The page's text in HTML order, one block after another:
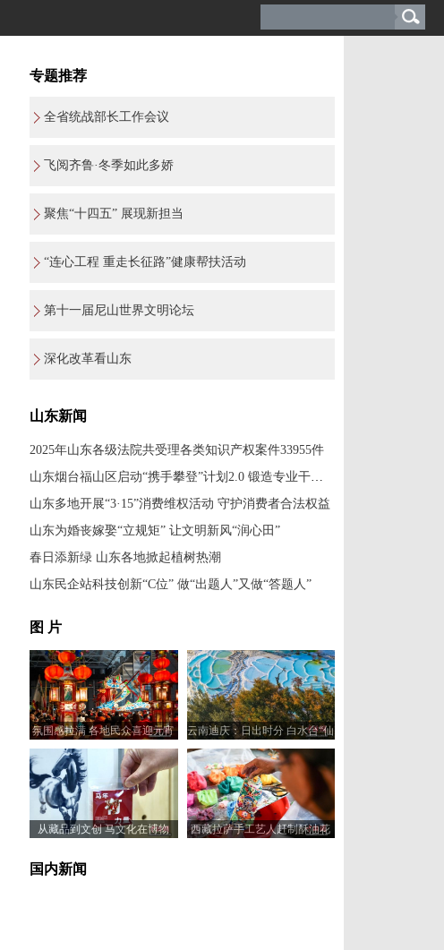
专题推荐
全省统战部长工作会议
飞阅齐鲁·冬季如此多娇
聚焦“十四五” 展现新担当
“连心工程 重走长征路”健康帮扶活动
第十一届尼山世界文明论坛
深化改革看山东
山东新闻
2025年山东各级法院共受理各类知识产权案件33955件
山东烟台福山区启动“携手攀登”计划2.0 锻造专业干部队伍
山东多地开展“3·15”消费维权活动 守护消费者合法权益
山东为婚丧嫁娶“立规矩” 让文明新风“润心田”
春日添新绿 山东各地掀起植树热潮
山东民企站科技创新“C位” 做“出题人”又做“答题人”
图 片
氛围感拉满 各地民众喜迎元宵
佳节
云南迪庆：日出时分 白水台“仙
人遗田”染金边
从藏品到文创 马文化在博物
西藏拉萨手工艺人赶制酥油花
国内新闻